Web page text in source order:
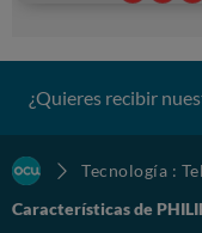
¿Quieres recibir
Tecnología :
Características de